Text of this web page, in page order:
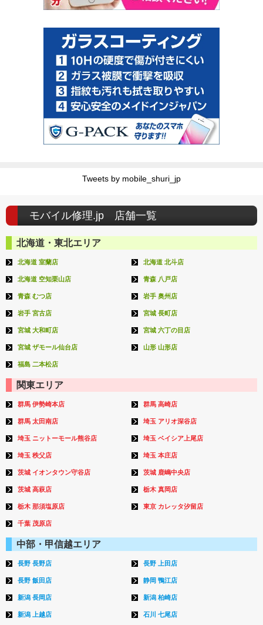
Tweets by mobile_shuri_jp
モバイル修理.jp 店舗一覧
北海道・東北エリア
北海道 室蘭店 北海道 北斗店
北海道 空知栗山店 青森 八戸店
青森 むつ店 岩手 奥州店
岩手 宮古店 宮城 長町店
宮城 大和町店 宮城 六丁の目店
宮城 ザモール仙台店 山形 山形店
福島 二本松店
関東エリア
群馬 伊勢崎本店 群馬 高崎店
群馬 太田南店 埼玉 アリオ深谷店
埼玉 ニットーモール熊谷店 埼玉 ベイシア上尾店
埼玉 秩父店 埼玉 本庄店
茨城 イオンタウン守谷店 茨城 鹿嶋中央店
茨城 高萩店 栃木 真岡店
栃木 那須塩原店 東京 カレッタ汐留店
千葉 茂原店
中部・甲信越エリア
長野 長野店 長野 上田店
長野 飯田店 静岡 鴨江店
新潟 長岡店 新潟 柏崎店
新潟 上越店 石川 七尾店